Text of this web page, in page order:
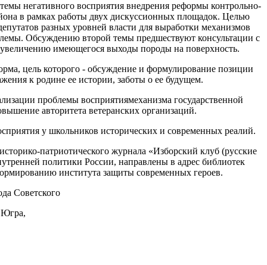
негативного восприятия внедрения реформы контрольно-
в рамках работы двух дискуссионных площадок. Целью
разных уровней власти для выработки механизмов
Обсуждению второй темы предшествуют консультации с
имеющегося выходы породы на поверхность.
цель которого - обсуждение и формулирование позиции
к родине ее истории, заботы о ее будущем.
проблемы восприятиямеханизма государственной
авторитета ветеранских организаций.
у школьников исторических и современных реалий.
патриотического журнала «Изборский клуб (русские
политики России, направлены в адрес библиотек
института защиты современных героев.
Советского
Югра,